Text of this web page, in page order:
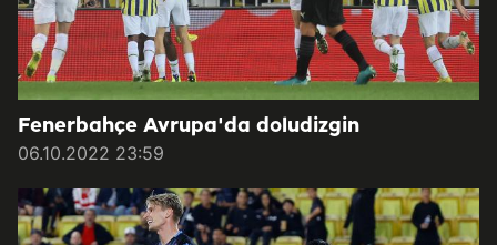
Fenerbahçe Avrupa'da doludizgin
06.10.2022 23:59